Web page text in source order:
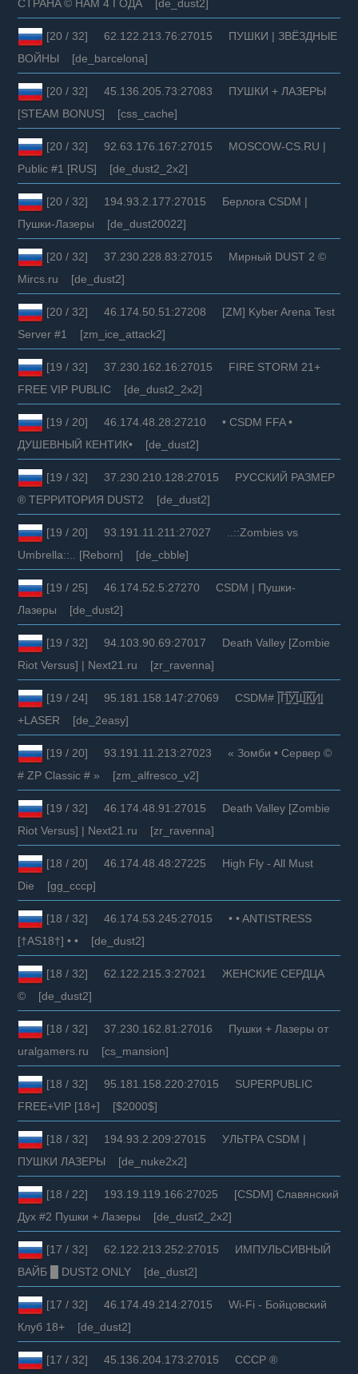
CTPAHA © HAM 4 ГOДA [de_dust2]
[20 / 32] 62.122.213.76:27015 ПУШКИ | ЗВЁЗДНЫЕ
ВОЙНЫ [de_barcelona]
[20 / 32] 45.136.205.73:27083 ПУШКИ + ЛАЗЕРЫ
[STEAM BONUS] [css_cache]
[20 / 32] 92.63.176.167:27015 MOSCOW-CS.RU |
Public #1 [RUS] [de_dust2_2x2]
[20 / 32] 194.93.2.177:27015 Берлога CSDM |
Пушки-Лазеры [de_dust20022]
[20 / 32] 37.230.228.83:27015 Мирный DUST 2 ©
Mircs.ru [de_dust2]
[20 / 32] 46.174.50.51:27208 [ZM] Kyber Arena Test
Server #1 [zm_ice_attack2]
[19 / 32] 37.230.162.16:27015 FIRE STORM 21+
FREE VIP PUBLIC [de_dust2_2x2]
[19 / 20] 46.174.48.28:27210 • CSDM FFA •
ДУШЕВНЫЙ КЕНТИК• [de_dust2]
[19 / 32] 37.230.210.128:27015 РУССКИЙ РАЗМЕР
® ТЕРРИТОРИЯ DUST2 [de_dust2]
[19 / 20] 93.191.11.211:27027 ..::Zombies vs
Umbrella::.. [Reborn] [de_cbble]
[19 / 25] 46.174.52.5:27270 CSDM | Пушки-
Лазеры [de_dust2]
[19 / 32] 94.103.90.69:27017 Death Valley [Zombie
Riot Versus] | Next21.ru [zr_ravenna]
[19 / 24] 95.181.158.147:27069 CSDM# |̿П͇̿У͇̿Ш͇̿К͇̿И͇|
+LASER [de_2easy]
[19 / 20] 93.191.11.213:27023 « Зомби • Сервер ©
# ZP Classic # » [zm_alfresco_v2]
[19 / 32] 46.174.48.91:27015 Death Valley [Zombie
Riot Versus] | Next21.ru [zr_ravenna]
[18 / 20] 46.174.48.48:27225 High Fly - All Must
Die [gg_cccp]
[18 / 32] 46.174.53.245:27015 • • ANTISTRESS
[†AS18†] • • [de_dust2]
[18 / 32] 62.122.215.3:27021 ЖЕНСКИЕ СЕРДЦА
© [de_dust2]
[18 / 32] 37.230.162.81:27016 Пушки + Лазеры от
uralgamers.ru [cs_mansion]
[18 / 32] 95.181.158.220:27015 SUPERPUBLIC
FREE+VIP [18+] [$2000$]
[18 / 32] 194.93.2.209:27015 УЛЬТРА CSDM |
ПУШКИ ЛАЗЕРЫ [de_nuke2x2]
[18 / 22] 193.19.119.166:27025 [CSDM] Славянский
Дух #2 Пушки + Лазеры [de_dust2_2x2]
[17 / 32] 62.122.213.252:27015 ИМПУЛЬСИВНЫЙ
ВАЙБ █ DUST2 ONLY [de_dust2]
[17 / 32] 46.174.49.214:27015 Wi-Fi - Бойцовский
Клуб 18+ [de_dust2]
[17 / 32] 45.136.204.173:27015 СССР ®